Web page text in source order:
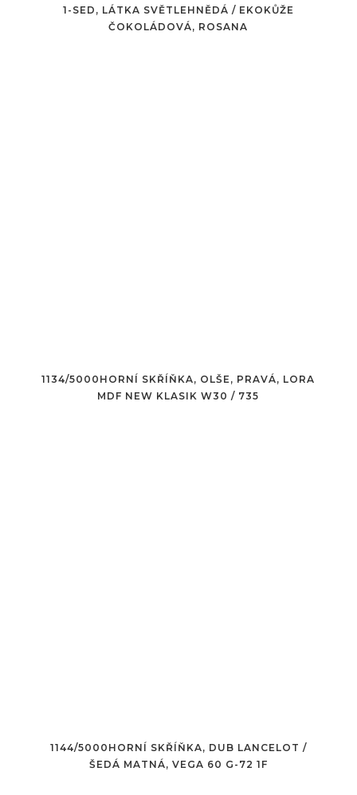
1-SED, LÁTKA SVĚTLEHNĚDÁ / EKOKŮŽE
ČOKOLÁDOVÁ, ROSANA
1134/5000HORNÍ SKŘÍŇKA, OLŠE, PRAVÁ, LORA
MDF NEW KLASIK W30 / 735
1144/5000HORNÍ SKŘÍŇKA, DUB LANCELOT /
ŠEDÁ MATNÁ, VEGA 60 G-72 1F